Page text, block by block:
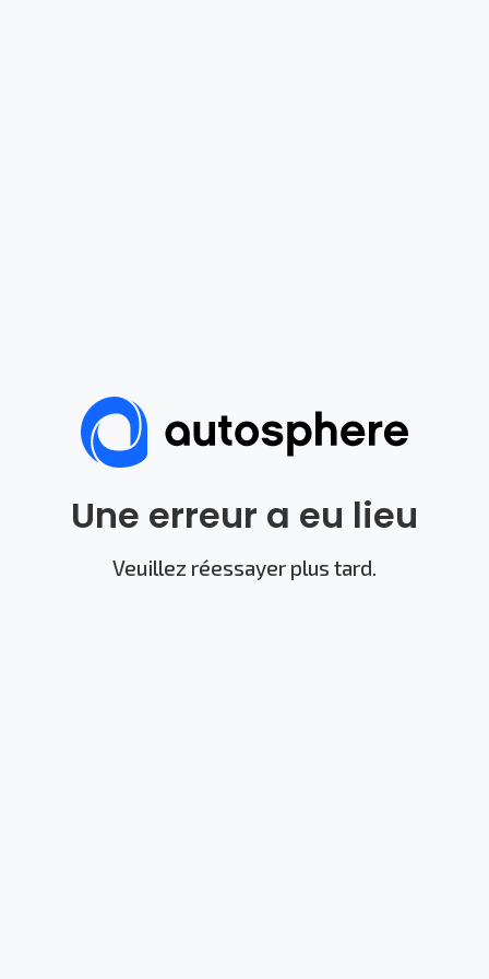
Une erreur a eu lieu
Veuillez réessayer plus tard.